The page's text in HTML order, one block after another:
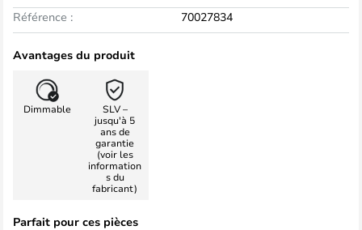
Référence :
70027834
Avantages du produit
Dimmable
SLV –
jusqu'à 5
ans de
garantie
(voir les
information
s du
fabricant)
Parfait pour ces pièces